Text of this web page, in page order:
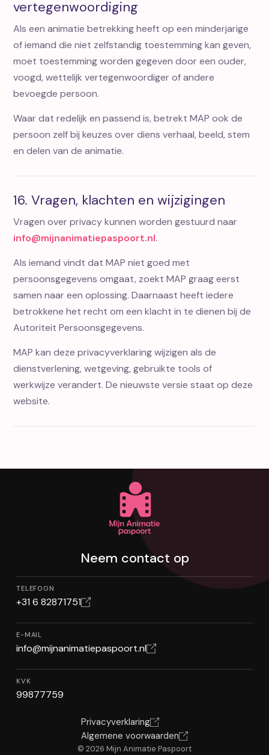
vertegenwoordiging
Als een animatie betrekking heeft op een minderjarige
of iemand die niet zelfstandig toestemming kan geven,
moet toestemming worden gegeven door een ouder,
voogd, wettelijk vertegenwoordiger of andere
bevoegde persoon.
Waar dat redelijk en passend is, betrekt MAP ook de
persoon zelf bij keuzes over diens verhaal, beeld, stem
en delen van de animatie.
16. Vragen, klachten en wijzigingen
Vragen over privacy kunnen worden gestuurd naar
info@mijnanimatiepaspoort.nl.
Als iemand vindt dat MAP niet goed met
persoonsgegevens omgaat, zoekt MAP graag eerst
samen naar een oplossing. Daarnaast heeft iedere
betrokkene het recht om een klacht in te dienen bij de
Autoriteit Persoonsgegevens.
MAP kan deze privacyverklaring wijzigen als de
dienstverlening, wetgeving, gebruikte tools of
werkwijze verandert. De nieuwste versie staat op deze
website.
Neem contact op
TELEFOON
+31 6 82871751
E-MAIL
info@mijnanimatiepaspoort.nl
KVK
99877759
Privacyverklaring
Algemene voorwaarden
© 2026 Mijn Animatie Paspoort